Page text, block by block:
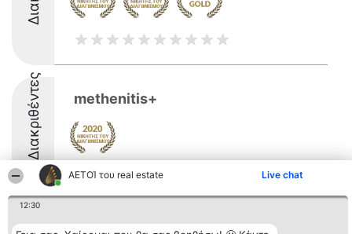
ΑΕΤΟΊ του real estate Live chat
12:30
Διακριθέντες methenitis+
Διοργανωτής της Κατάταξη Επικοινωνία